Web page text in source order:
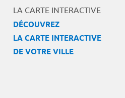
LA CARTE INTERACTIVE
DÉCOUVREZ
LA CARTE INTERACTIVE
DE VOTRE VILLE